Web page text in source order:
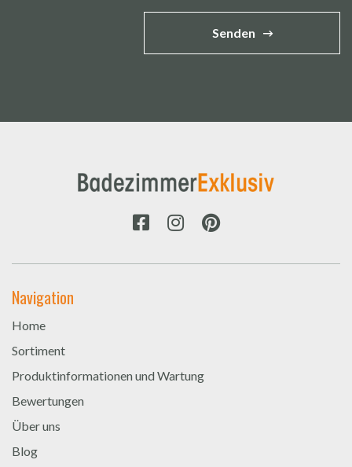
Senden
Navigation
Home
Sortiment
Produktinformationen und Wartung
Bewertungen
Über uns
Blog